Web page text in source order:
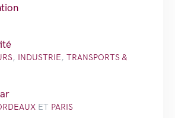
, INDUSTRIE, TRANSPORTS &
ET PARIS